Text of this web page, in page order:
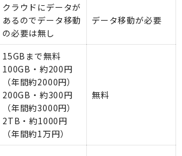
クラウドにデータが
あるのでデータ移動
の必要は無し
データ移動が必要
15GBまで無料
100GB・約200円
（年間約2000円）
200GB・約300円
（年間約3000円）
2TB・約1000円
（年間約1万円）
無料